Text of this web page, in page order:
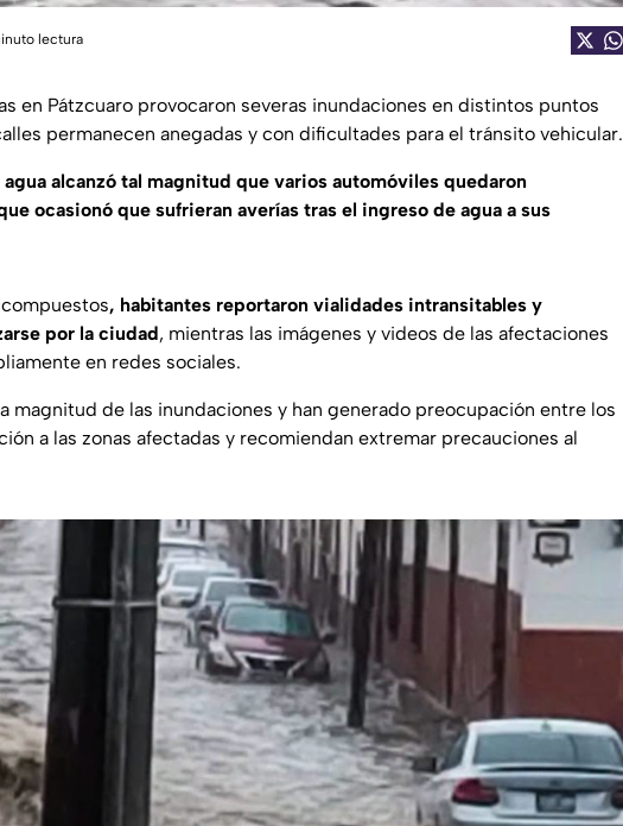
lectura
en Pátzcuaro provocaron severas inundaciones en distintos puntos
permanecen anegadas y con dificultades para el tránsito vehicular.
agua alcanzó tal magnitud que varios automóviles quedaron
ocasionó que sufrieran averías tras el ingreso de agua a sus
, habitantes reportaron vialidades intransitables y
por la ciudad, mientras las imágenes y videos de las afectaciones
en redes sociales.
magnitud de las inundaciones y han generado preocupación entre los
a las zonas afectadas y recomiendan extremar precauciones al